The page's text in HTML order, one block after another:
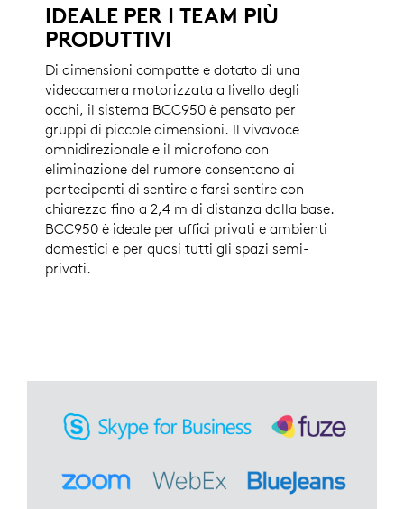
IDEALE PER I TEAM PIÙ
PRODUTTIVI
Di dimensioni compatte e dotato di una
videocamera motorizzata a livello degli
occhi, il sistema BCC950 è pensato per
gruppi di piccole dimensioni. Il vivavoce
omnidirezionale e il microfono con
eliminazione del rumore consentono ai
partecipanti di sentire e farsi sentire con
chiarezza fino a 2,4 m di distanza dalla base.
BCC950 è ideale per uffici privati e ambienti
domestici e per quasi tutti gli spazi semi-
privati.